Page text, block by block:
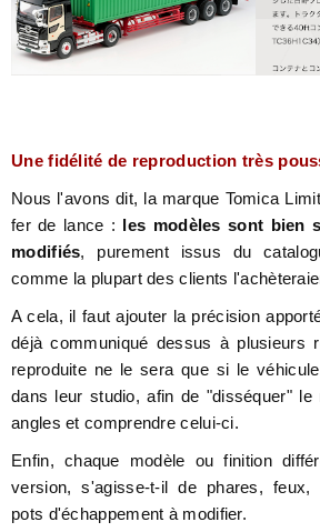
Une fidélité de reproduction très
Nous l'avons dit, la marque Tomica
fer de lance : les modèles sont bien
modifiés, purement issus du
comme la plupart des clients
A cela, il faut ajouter la précision
déjà communiqué dessus à plusieurs
reproduite ne le sera que si le
dans leur studio, afin de "disséquer"
angles et comprendre celui-ci.
Enfin, chaque modèle ou finition
version, s'agisse-t-il de phares, feux,
pots d'échappement à modifier.